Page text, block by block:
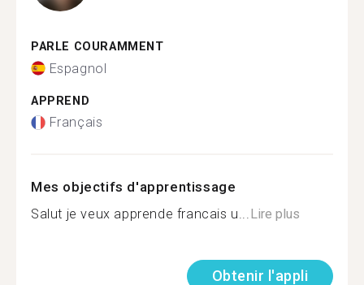
PARLE COURAMMENT
Espagnol
APPREND
Français
Mes objectifs d'apprentissage
Salut je veux apprende francais u...Lire plus
Obtenir l'appli